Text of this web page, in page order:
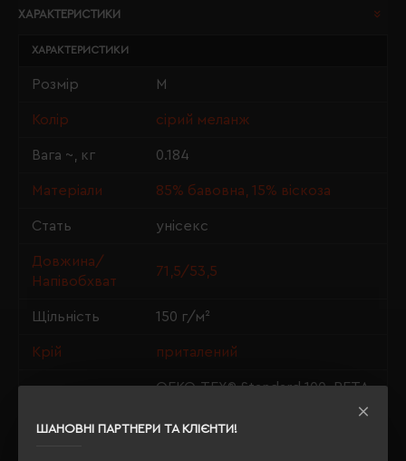
ШАНОВНІ ПАРТНЕРИ ТА КЛІЄНТИ!
ХАРАКТЕРИСТИКИ
ХАРАКТЕРИСТИКИ
Розмір M
Колір сірий меланж
Вага ~, кг 0.184
Матеріали 85% бавовна, 15% віскоза
Стать унісекс
Довжина/
Напівобхват
71,5/53,5
Щільність 150 г/м²
Крій приталений
OEKO-TEX® Standard 100, PETA-